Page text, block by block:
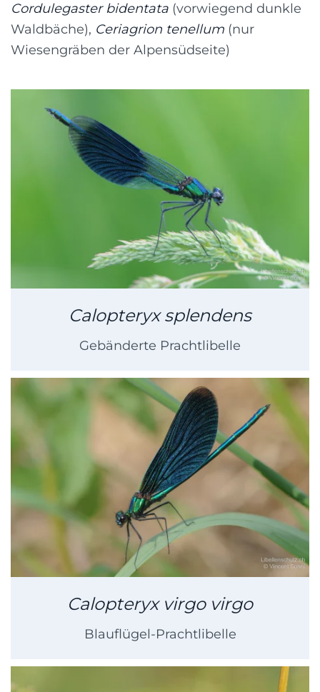
Cordulegaster bidentata (vorwiegend dunkle
Waldbäche), Ceriagrion tenellum (nur
Wiesengräben der Alpensüdseite)
Calopteryx splendens
Gebänderte Prachtlibelle
Calopteryx virgo virgo
Blauflügel-Prachtlibelle